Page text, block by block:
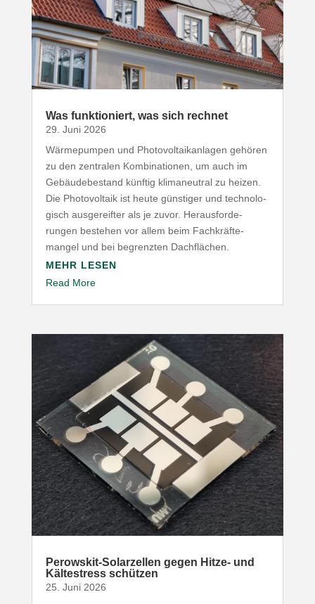
Was funk­tio­niert, was sich rechnet
29. Juni 2026
Wärme­pumpen und Photo­vol­ta­ik­an­lagen gehören
zu den zentralen Kombi­na­tionen, um auch im
Gebäu­de­be­stand künftig klima­neutral zu heizen.
Die Photo­voltaik ist heute günstiger und tech­no­lo­
gisch ausge­reifter als je zuvor. Heraus­for­de­
rungen bestehen vor allem beim Fach­kräf­te­
mangel und bei begrenzten Dachflächen.
MEHR LESEN
Read More
Perowskit-​Solarzellen gegen Hitze- und
Kälte­stress schützen
25. Juni 2026